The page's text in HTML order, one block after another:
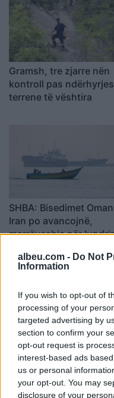
albeu.com - Do Not
Information
If you wish to opt-out of
processing of your
targeted advertising by
section to confirm your
opt-out request is
interest-based ads
us or personal
your opt-out. You may
disclosure of your
Gramsh, tre zjarre nën
kontroll pas
terrene të vështira
SHBA: Bisedimet
Iran po avancojnë,
marrëveshja për
shpejti
Përfundon protesta e
të kundër kryeministrit,
thirrje për burgosjen e
Ramës dhe Berishës: